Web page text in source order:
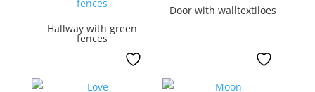
Hallway with green
fences
Door with walltextiloes